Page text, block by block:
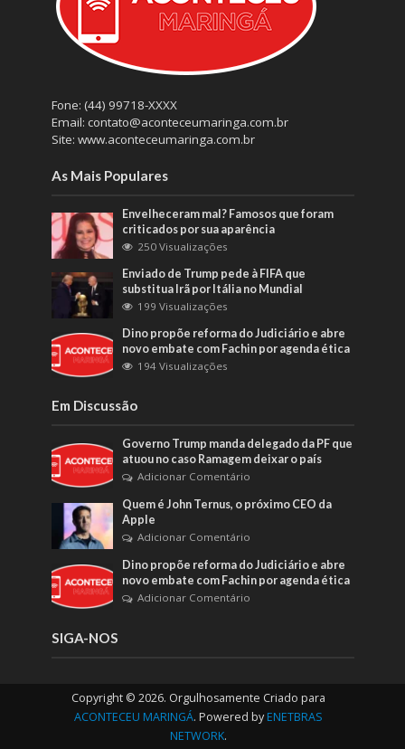
Fone: (44) 99718-XXXX
Email: contato@aconteceumaringa.com.br
Site: www.aconteceumaringa.com.br
As Mais Populares
Envelheceram mal? Famosos que foram
criticados por sua aparência
250 Visualizações
Enviado de Trump pede à FIFA que
substitua Irã por Itália no Mundial
199 Visualizações
Dino propõe reforma do Judiciário e abre
novo embate com Fachin por agenda ética
194 Visualizações
Em Discussão
Governo Trump manda delegado da PF que
atuou no caso Ramagem deixar o país
Adicionar Comentário
Quem é John Ternus, o próximo CEO da
Apple
Adicionar Comentário
Dino propõe reforma do Judiciário e abre
novo embate com Fachin por agenda ética
Adicionar Comentário
SIGA-NOS
Copyright © 2026. Orgulhosamente Criado para
ACONTECEU MARINGÁ. Powered by ENETBRAS
NETWORK.